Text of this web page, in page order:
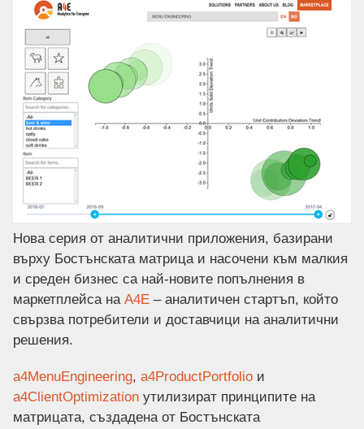
Нова серия от аналитични приложения, базирани
върху Бостънската матрица и насочени към малкия
и среден бизнес са най-новите попълнения в
маркетплейса на А4Е– аналитичен стартъп, който
свързва потребители и доставчици на аналитични
решения.
a4MenuEngineering, a4ProductPortfolioи
a4ClientOptimizationутилизират принципите на
матрицата, създадена от Бостънската